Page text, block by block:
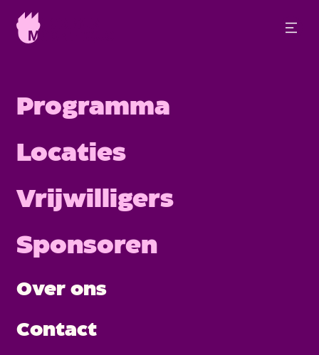
Programma
Locaties
Vrijwilligers
Sponsoren
Over ons
Contact
Verbeelding
mensen
Magnifique elke twee jaar een driedaags, gratis
bezoekers creëren samen een levendige wereld
vol kunst, muziek, theater, dans, film en